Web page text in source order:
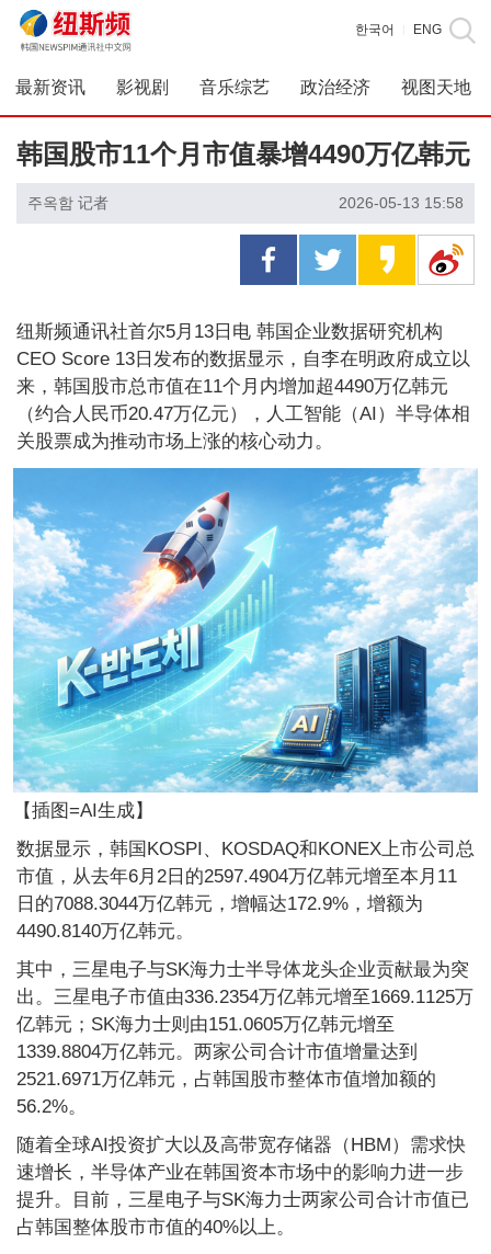
한국어 ENG
最新资讯 影视剧 音乐综艺 政治经济 视图天地
韩国股市11个月市值暴增4490万亿韩元
주옥함 记者 2026-05-13 15:58
纽斯频通讯社首尔5月13日电 韩国企业数据研究机构
CEO Score 13日发布的数据显示，自李在明政府成立以
来，韩国股市总市值在11个月内增加超4490万亿韩元
（约合人民币20.47万亿元），人工智能（AI）半导体相
关股票成为推动市场上涨的核心动力。
【插图=AI生成】
数据显示，韩国KOSPI、KOSDAQ和KONEX上市公司总
市值，从去年6月2日的2597.4904万亿韩元增至本月11
日的7088.3044万亿韩元，增幅达172.9%，增额为
4490.8140万亿韩元。
其中，三星电子与SK海力士半导体龙头企业贡献最为突
出。三星电子市值由336.2354万亿韩元增至1669.1125万
亿韩元；SK海力士则由151.0605万亿韩元增至
1339.8804万亿韩元。两家公司合计市值增量达到
2521.6971万亿韩元，占韩国股市整体市值增加额的
56.2%。
随着全球AI投资扩大以及高带宽存储器（HBM）需求快
速增长，半导体产业在韩国资本市场中的影响力进一步
提升。目前，三星电子与SK海力士两家公司合计市值已
占韩国整体股市市值的40%以上。